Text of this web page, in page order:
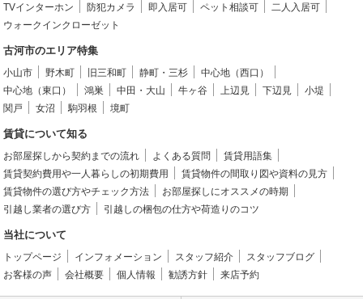
TVインターホン
防犯カメラ 即入居可 ペット相談可
二人入居可
ウォークインクローゼット
古河市のエリア特集
小山市 野木町 旧三和町 静町・三杉
中心地（西口）
中心地（東口）
鴻巣 中田・大山 牛ヶ谷 上辺見 下辺見
小堤
関戸
女沼 駒羽根 境町
賃貸について知る
お部屋探しから契約までの流れ よくある質問
賃貸用語集
賃貸契約費用や一人暮らしの初期費用
賃貸物件の間取り図や資料の見方
賃貸物件の選び方やチェック方法
お部屋探しにオススメの時期
引越し業者の選び方
引越しの梱包の仕方や荷造りのコツ
当社について
トップページ インフォメーション スタッフ紹介
スタッフブログ
お客様の声
会社概要 個人情報 勧誘方針 来店予約